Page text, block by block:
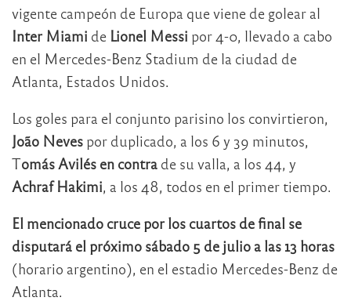
vigente campeón de Europa que viene de golear al
Inter Miami de Lionel Messi por 4-0, llevado a cabo
en el Mercedes-Benz Stadium de la ciudad de
Atlanta, Estados Unidos.
Los goles para el conjunto parisino los convirtieron,
João Neves por duplicado, a los 6 y 39 minutos,
Tomás Avilés en contra de su valla, a los 44, y
Achraf Hakimi, a los 48, todos en el primer tiempo.
El mencionado cruce por los cuartos de final se
disputará el próximo sábado 5 de julio a las 13 horas
(horario argentino), en el estadio Mercedes-Benz de
Atlanta.